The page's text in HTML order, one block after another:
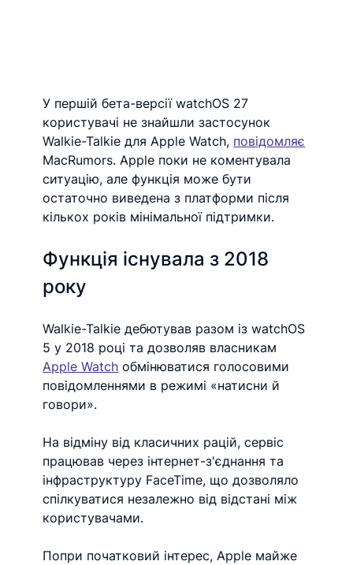
У першій бета-версії watchOS 27
користувачі не знайшли застосунок
Walkie-Talkie для Apple Watch, повідомляє
MacRumors. Apple поки не коментувала
ситуацію, але функція може бути
остаточно виведена з платформи після
кількох років мінімальної підтримки.
Функція існувала з 2018
року
Walkie-Talkie дебютував разом із watchOS
5 у 2018 році та дозволяв власникам
Apple Watch обмінюватися голосовими
повідомленнями в режимі «натисни й
говори».
На відміну від класичних рацій, сервіс
працював через інтернет-з'єднання та
інфраструктуру FaceTime, що дозволяло
спілкуватися незалежно від відстані між
користувачами.
Попри початковий інтерес, Apple майже